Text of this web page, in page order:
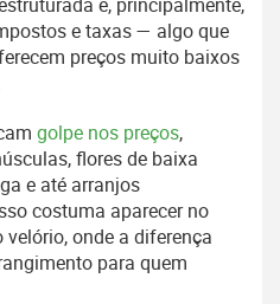
e taxas — algo que
preços muito baixos
golpe nos preços,
flores de baixa
e até arranjos
costuma aparecer no
onde a diferença
para quem